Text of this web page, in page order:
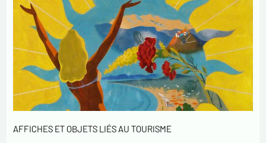
AFFICHES ET OBJETS LIÉS AU TOURISME